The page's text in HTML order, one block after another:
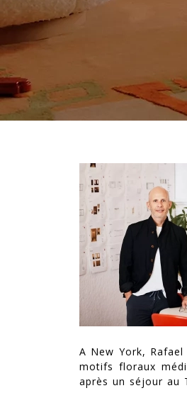
A New York,
motifs floraux
après un séjour au